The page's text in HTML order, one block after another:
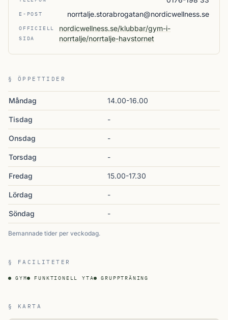
E-POST norrtalje.storabrogatan@nordicwellness.se
OFFICIELL
SIDA
nordicwellness.se/klubbar/gym-i-
norrtalje/norrtalje-havstornet
§ ÖPPETTIDER
Måndag 14.00-16.00
Tisdag -
Onsdag -
Torsdag -
Fredag 15.00-17.30
Lördag -
Söndag -
Bemannade tider per veckodag.
§ FACILITETER
GYM FUNKTIONELL YTA GRUPPTRÄNING
§ KARTA